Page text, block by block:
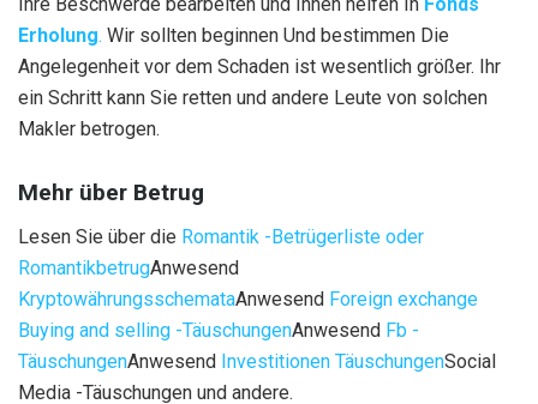
Ihre Beschwerde bearbeiten und Ihnen helfen In Fonds
Erholung. Wir sollten beginnen Und bestimmen Die
Angelegenheit vor dem Schaden ist wesentlich größer. Ihr
ein Schritt kann Sie retten und andere Leute von solchen
Makler betrogen.
Mehr über Betrug
Lesen Sie über die Romantik -Betrügerliste oder
RomantikbetrugAnwesend
KryptowährungsschemataAnwesend Foreign exchange
Buying and selling -TäuschungenAnwesend Fb -
TäuschungenAnwesend Investitionen TäuschungenSocial
Media -Täuschungen und andere.